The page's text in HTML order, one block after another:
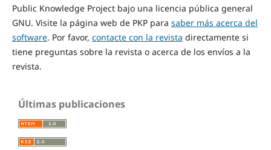
Public Knowledge Project bajo una licencia pública general
GNU. Visite la página web de PKP para saber más acerca del
software. Por favor, contacte con la revista directamente si
tiene preguntas sobre la revista o acerca de los envíos a la
revista.
Últimas publicaciones